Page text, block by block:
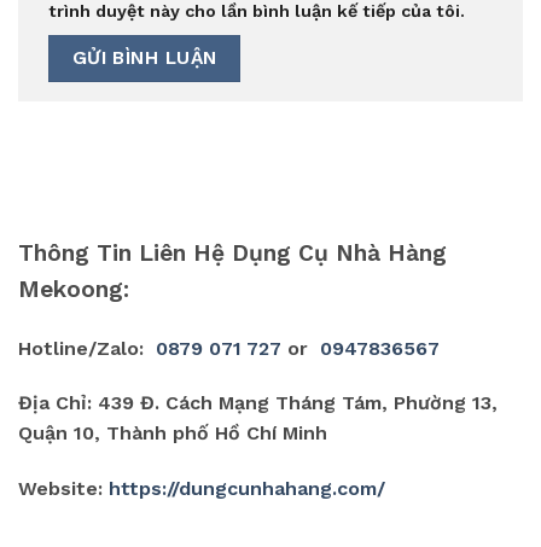
trình duyệt này cho lần bình luận kế tiếp của tôi.
Thông Tin Liên Hệ Dụng Cụ Nhà Hàng
Mekoong:
Hotline/Zalo: 0879 071 727 or 0947836567
Địa Chỉ: 439 Đ. Cách Mạng Tháng Tám, Phường 13,
Quận 10, Thành phố Hồ Chí Minh
Website: https://dungcunhahang.com/